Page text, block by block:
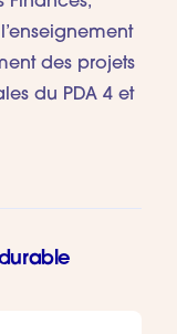
des projets
du PDA 4 et